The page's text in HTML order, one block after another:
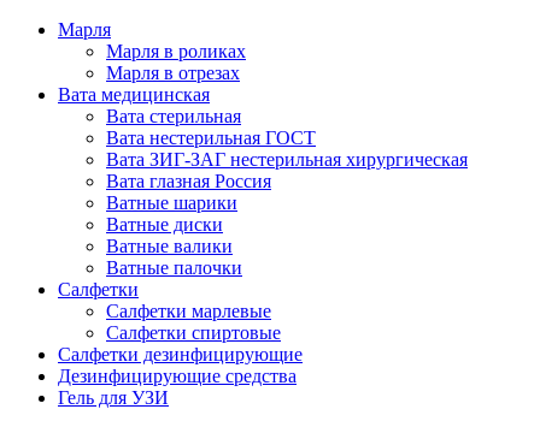
Марля
Марля в роликах
Марля в отрезах
Вата медицинская
Вата стерильная
Вата нестерильная ГОСТ
Вата ЗИГ-ЗАГ нестерильная хирургическая
Вата глазная Россия
Ватные шарики
Ватные диски
Ватные валики
Ватные палочки
Салфетки
Салфетки марлевые
Салфетки спиртовые
Салфетки дезинфицирующие
Дезинфицирующие средства
Гель для УЗИ